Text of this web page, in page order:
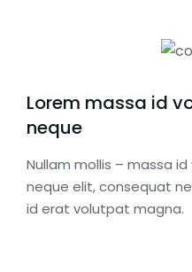
Lorem massa id
neque
Nullam mollis – massa
neque elit, consequat
id erat volutpat magna.